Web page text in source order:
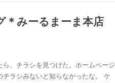
＊みーるまーま本店
、チラシを見つけた。ホームページ
チラシみないと知らなかったな。 ケ